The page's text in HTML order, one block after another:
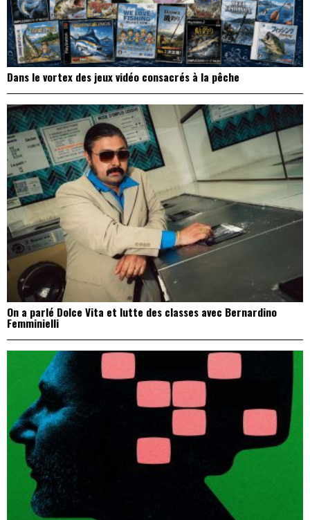
Dans le vortex des jeux vidéo consacrés à la pêche
On a parlé Dolce Vita et lutte des classes avec Bernardino
Femminielli